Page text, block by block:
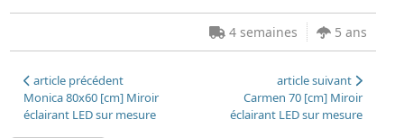
5 ans
4 semaines
article précédent
Monica 80x60 [cm] Miroir
éclairant LED sur mesure
article suivant
Carmen 70 [cm] Miroir
éclairant LED sur mesure